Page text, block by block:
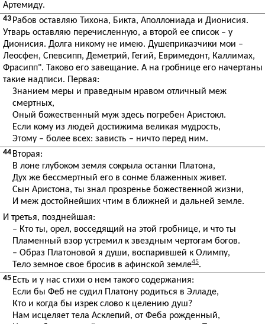
Артемиду.
43 Рабов оставляю Тихона, Бикта, Аполлониада и Дионисия.
Утварь оставляю перечисленную, а второй ее список – у
Дионисия. Долга никому не имею. Душеприказчики мои –
Леосфен, Спевсипп, Деметрий, Гегий, Евримедонт, Каллимах,
Фрасипп". Таково его завещание. А на гробнице его начертаны
такие надписи. Первая:
Знанием меры и праведным нравом отличный меж
смертных,
Оный божественный муж здесь погребен Аристокл.
Если кому из людей достижима великая мудрость,
Этому – более всех: зависть – ничто перед ним.
44 Вторая:
В лоне глубоком земля сокрыла останки Платона,
Дух же бессмертный его в сонме блаженных живет.
Сын Аристона, ты знал прозренье божественной жизни,
И меж достойнейших чтим в ближней и дальней земле.
И третья, позднейшая:
– Кто ты, орел, восседящий на этой гробнице, и что ты
Пламенный взор устремил к звездным чертогам богов.
– Образ Платоновой я души, воспарившей к Олимпу,
Тело земное свое бросив в афинской земле45.
45 Есть и у нас стихи о нем такого содержания:
Если бы Феб не судил Платону родиться в Элладе,
Кто и когда бы изрек слово к целению душ?
Нам исцеляет тела Асклепий, от Феба рожденный,